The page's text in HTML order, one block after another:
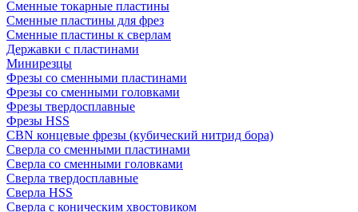
Сменные токарные пластины
Сменные пластины для фрез
Сменные пластины к сверлам
Державки с пластинами
Минирезцы
Фрезы со сменными пластинами
Фрезы со сменными головками
Фрезы твердосплавные
Фрезы HSS
CBN концевые фрезы (кубический нитрид бора)
Сверла со сменными пластинами
Сверла со сменными головками
Сверла твердосплавные
Сверла HSS
Сверла с коническим хвостовиком